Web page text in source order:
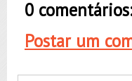
0 comentários:
Postar um